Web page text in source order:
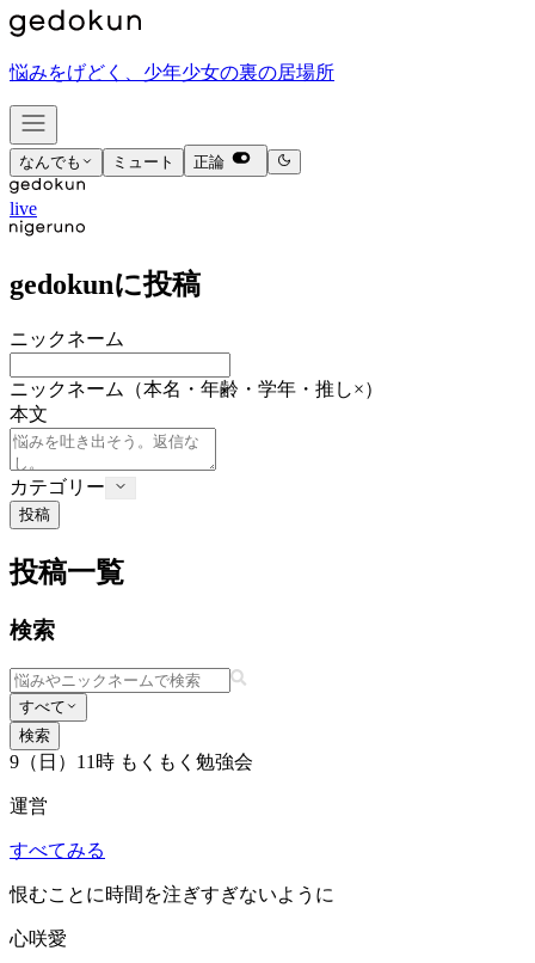
悩みをげどく、少年少女の裏の居場所
なんでも ミュート 正論
live
gedokunに投稿
ニックネーム
ニックネーム
（本名・年齢・学年・推し×）
本文
カテゴリー
投稿
投稿一覧
検索
すべて
検索
9（日）11時 もくもく勉強会
運営
すべてみる
恨むことに時間を注ぎすぎないように
心咲愛